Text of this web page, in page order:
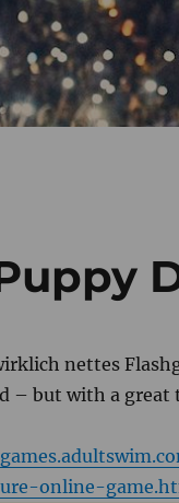
nettes
– but with a great
online-